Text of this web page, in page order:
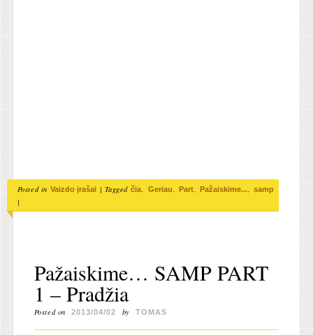
Posted in Vaizdo įrašai | Tagged čia, Geriau, Part, Pažaiskime..., samp
|
Pažaiskime… SAMP PART
1 – Pradžia
Posted on 2013/04/02 by TOMAS